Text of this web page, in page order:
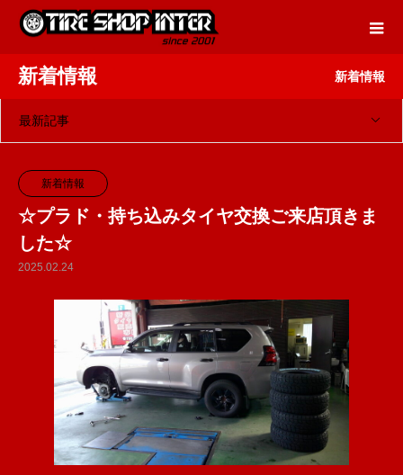
新着情報 新着情報
最新記事
新着情報
☆プラド・持ち込みタイヤ交換ご来店頂きま
した☆
2025.02.24